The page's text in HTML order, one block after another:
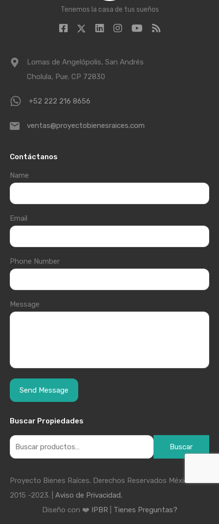
Tenemos la casa de tus sueños
Lomas de Angelópolis, San Andrés
Cholula, Pue. CP 72830
+52 222 216 8656
ventas@proyectobienesraices.com
Contáctanos
Name
Email
Phone Number
Message
Buscar Propiedades
Buscar
Proyecto Bienes Raíces. Derechos Reservados México
2015 -2023. | Aviso de Privacidad.
Diseño con ❤️ IPBR| Tienes Preguntas?